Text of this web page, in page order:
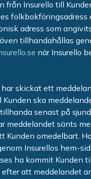
från Insurello till
folkbokföringsadress
adress som
tillhandahållas
när Insurello
har skickat ett
ska
senast på
meddelandet sänts
Kunden omedelbart.
Insurellos hem-
ha kommit Kunden
efter att meddelandet